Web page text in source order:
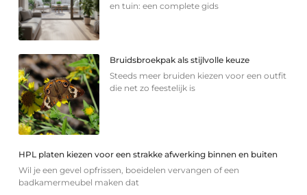
en tuin: een complete gids
Bruidsbroekpak als stijlvolle keuze
Steeds meer bruiden kiezen voor een outfit
die net zo feestelijk is
HPL platen kiezen voor een strakke afwerking binnen en buiten
Wil je een gevel opfrissen, boeidelen vervangen of een
badkamermeubel maken dat